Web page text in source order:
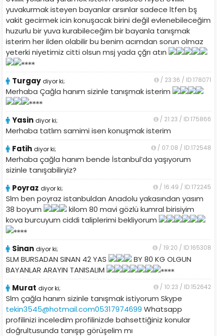
yuvakurmak isteyen bayanlar arsınlar sadece ltfen bş
vakit gecirmek icin konuşacak birini değil evlenebileceğim
huzurlu bir yuva kurabileceğim bir bayanla tanışmak
isterim her ilden olabilir bu benim acımdan sorun olmaz
yeterki niyetimiz citti olsun msj yada çğrı atın
Turgay diyor ki; / 23:36 / ID:178071
Merhaba Çağla hanım sizinle tanışmak isterim
Yasin diyor ki; / 21:23 / ID:175866
Merhaba tatlım samimi isen konuşmak isterim
Fatih diyor ki; / 07:08 / ID:172548
Merhaba çağla hanım bende İstanbul’da yaşıyorum
sizinle tanışabiliryiz?
Poyraz diyor ki; / 16:49 / ID:172245
Slm ben poyraz istanbuldan Anadolu yakasından yasım
38 boyum
kilom 80 mavi gözlü kumral birisiyim
kova burcuyum ciddi taliplerimi bekliyorum
Sinan diyor ki; / 19:20 / ID:165308
SLM BURSADAN SINAN 42 YAS
BY 80 KG OLGUN
BAYANLAR ARAYIN TANISALIM
Murat diyor ki; / 10:23 / ID:152642
Slm çağla hanım sizinle tanışmak istiyorum Skype
tekin3545@hotmail.com05317974699 Whatsapp
profilinizi inceledim profilinizde bahsettiğiniz konular
doğrultusunda tanışıp görüşelim mı